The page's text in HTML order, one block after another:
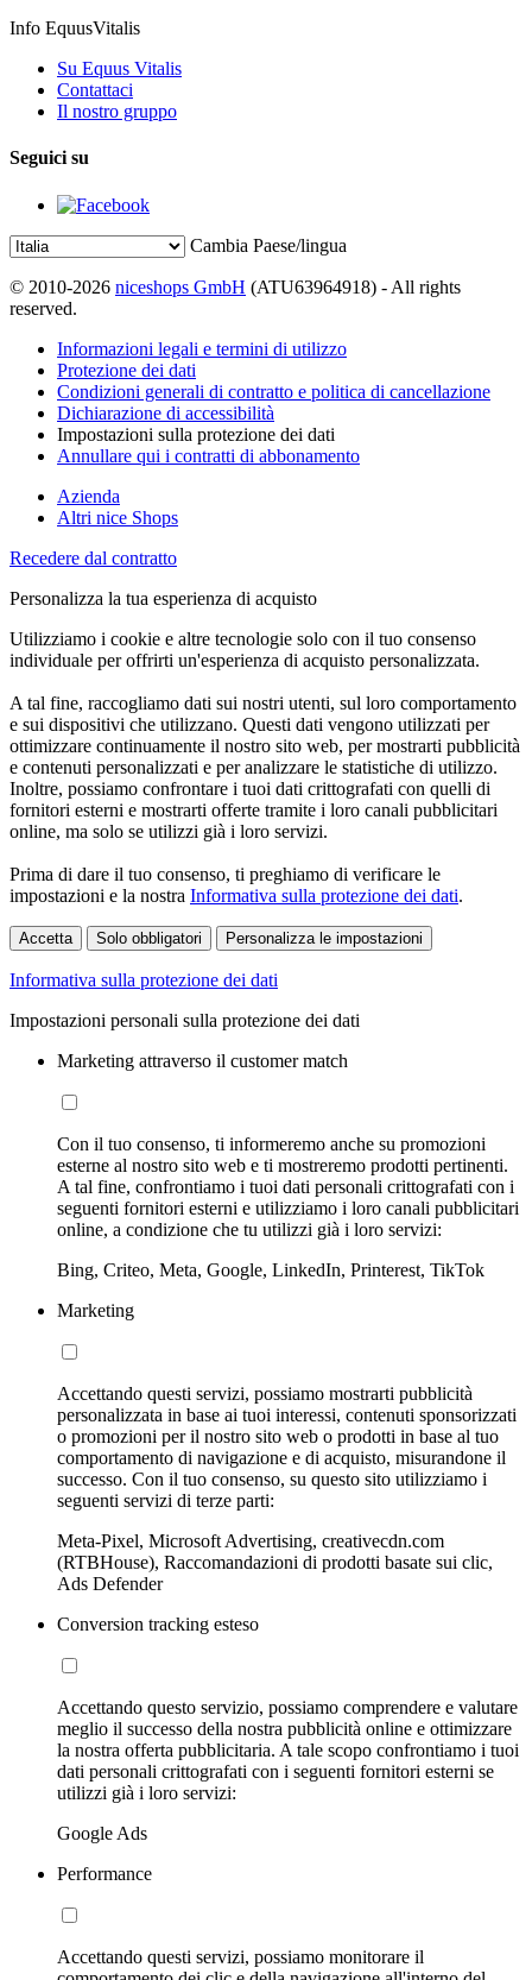
Info EquusVitalis
Su Equus Vitalis
Contattaci
Il nostro gruppo
Seguici su
Cambia Paese/lingua
© 2010-2026 niceshops GmbH (ATU63964918) - All rights
reserved.
Informazioni legali e termini di utilizzo
Protezione dei dati
Condizioni generali di contratto e politica di cancellazione
Dichiarazione di accessibilità
Impostazioni sulla protezione dei dati
Annullare qui i contratti di abbonamento
Azienda
Altri nice Shops
Recedere dal contratto
Personalizza la tua esperienza di acquisto
Utilizziamo i cookie e altre tecnologie solo con il tuo consenso
individuale per offrirti un'esperienza di acquisto personalizzata.
A tal fine, raccogliamo dati sui nostri utenti, sul loro comportamento
e sui dispositivi che utilizzano. Questi dati vengono utilizzati per
ottimizzare continuamente il nostro sito web, per mostrarti pubblicità
e contenuti personalizzati e per analizzare le statistiche di utilizzo.
Inoltre, possiamo confrontare i tuoi dati crittografati con quelli di
fornitori esterni e mostrarti offerte tramite i loro canali pubblicitari
online, ma solo se utilizzi già i loro servizi.
Prima di dare il tuo consenso, ti preghiamo di verificare le
impostazioni e la nostra Informativa sulla protezione dei dati.
Accetta Solo obbligatori Personalizza le impostazioni
Informativa sulla protezione dei dati
Impostazioni personali sulla protezione dei dati
Marketing attraverso il customer match
Con il tuo consenso, ti informeremo anche su promozioni
esterne al nostro sito web e ti mostreremo prodotti pertinenti.
A tal fine, confrontiamo i tuoi dati personali crittografati con i
seguenti fornitori esterni e utilizziamo i loro canali pubblicitari
online, a condizione che tu utilizzi già i loro servizi:
Bing, Criteo, Meta, Google, LinkedIn, Printerest, TikTok
Marketing
Accettando questi servizi, possiamo mostrarti pubblicità
personalizzata in base ai tuoi interessi, contenuti sponsorizzati
o promozioni per il nostro sito web o prodotti in base al tuo
comportamento di navigazione e di acquisto, misurandone il
successo. Con il tuo consenso, su questo sito utilizziamo i
seguenti servizi di terze parti:
Meta-Pixel, Microsoft Advertising, creativecdn.com
(RTBHouse), Raccomandazioni di prodotti basate sui clic,
Ads Defender
Conversion tracking esteso
Accettando questo servizio, possiamo comprendere e valutare
meglio il successo della nostra pubblicità online e ottimizzare
la nostra offerta pubblicitaria. A tale scopo confrontiamo i tuoi
dati personali crittografati con i seguenti fornitori esterni se
utilizzi già i loro servizi:
Google Ads
Performance
Accettando questi servizi, possiamo monitorare il